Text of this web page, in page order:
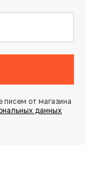
писем от магазина
данных